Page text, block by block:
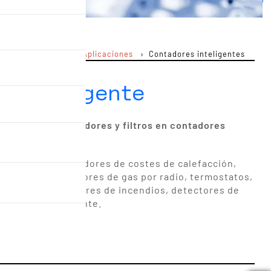
Aplicaciones Contadores inteligentes
inteligente
resonadores y filtros en contadores
radio, asignadores de costes de calefacción,
de gas, contadores de gas por radio, termostatos,
detectores de incendios, detectores de
inteligente.